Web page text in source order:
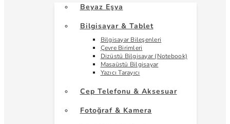
Beyaz Eşya
Bilgisayar & Tablet
Bilgisayar Bileşenleri
Çevre Birimleri
Dizüstü Bilgisayar (Notebook)
Masaüstü Bilgisayar
Yazıcı Tarayıcı
Cep Telefonu & Aksesuar
Fotoğraf & Kamera